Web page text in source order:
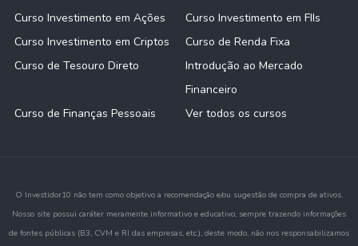
Curso Investimento em Ações
Curso Investimento em FIIs
Curso Investimento em Criptos
Curso de Renda Fixa
Curso de Tesouro Direto
Introdução ao Mercado
Financeiro
Curso de Finanças Pessoais
Ver todos os cursos
O Investidor10 não tem como objetivo a recomendação e/ou sugestão de compra de ativos.
Nosso site possui caráter meramente informativo e educativo, sempre trazendo informações
de fontes públicas (B3, CVM e RI das empresas, etc.), deste modo, não nos responsabilizamos